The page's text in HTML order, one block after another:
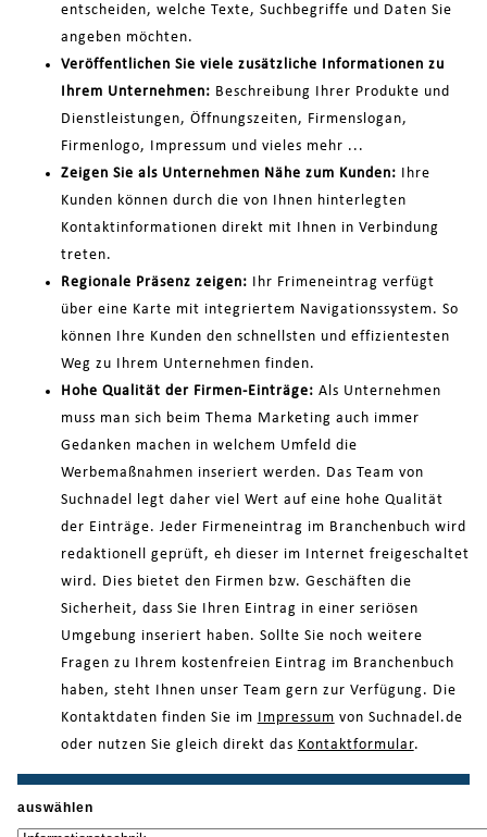
entscheiden, welche Texte, Suchbegriffe und Daten Sie
angeben möchten.
Veröffentlichen Sie viele zusätzliche Informationen zu
Ihrem Unternehmen: Beschreibung Ihrer Produkte und
Dienstleistungen, Öffnungszeiten, Firmenslogan,
Firmenlogo, Impressum und vieles mehr ...
Zeigen Sie als Unternehmen Nähe zum Kunden: Ihre
Kunden können durch die von Ihnen hinterlegten
Kontaktinformationen direkt mit Ihnen in Verbindung
treten.
Regionale Präsenz zeigen: Ihr Frimeneintrag verfügt
über eine Karte mit integriertem Navigationssystem. So
können Ihre Kunden den schnellsten und effizientesten
Weg zu Ihrem Unternehmen finden.
Hohe Qualität der Firmen-Einträge: Als Unternehmen
muss man sich beim Thema Marketing auch immer
Gedanken machen in welchem Umfeld die
Werbemaßnahmen inseriert werden. Das Team von
Suchnadel legt daher viel Wert auf eine hohe Qualität
der Einträge. Jeder Firmeneintrag im Branchenbuch wird
redaktionell geprüft, eh dieser im Internet freigeschaltet
wird. Dies bietet den Firmen bzw. Geschäften die
Sicherheit, dass Sie Ihren Eintrag in einer seriösen
Umgebung inseriert haben. Sollte Sie noch weitere
Fragen zu Ihrem kostenfreien Eintrag im Branchenbuch
haben, steht Ihnen unser Team gern zur Verfügung. Die
Kontaktdaten finden Sie im
Impressum von Suchnadel.de
oder nutzen Sie gleich direkt das Kontaktformular.
auswählen